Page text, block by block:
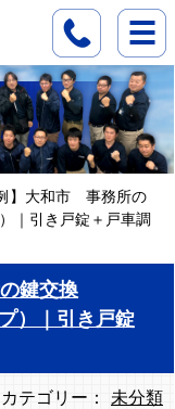
例】大和市 事務所の
｜引き戸錠＋戸車調
鍵交換
）｜引き戸錠
カテゴリー： 未分類